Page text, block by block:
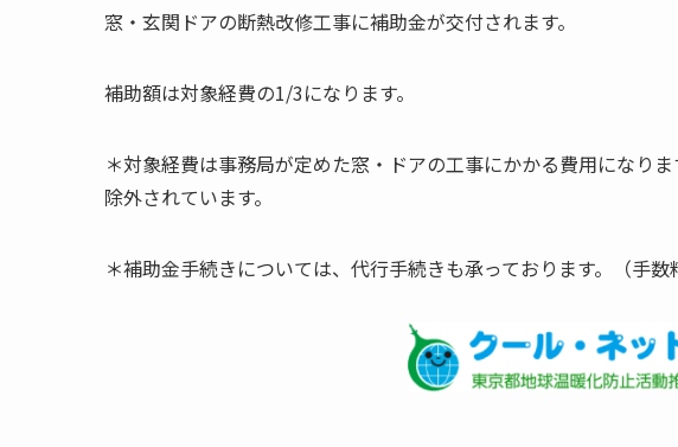
窓・玄関ドアの断熱改修工事に補助金が交付されます。
補助額は対象経費の1/3になります。
＊対象経費は事務局が定めた窓・ドアの工事にかかる費用になり
除外されています。
＊補助金手続きについては、代行手続きも承っております。（手数